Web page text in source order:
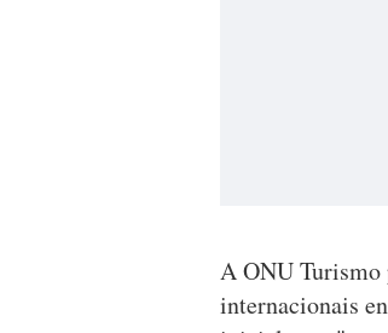
A ONU Turismo
internacionais